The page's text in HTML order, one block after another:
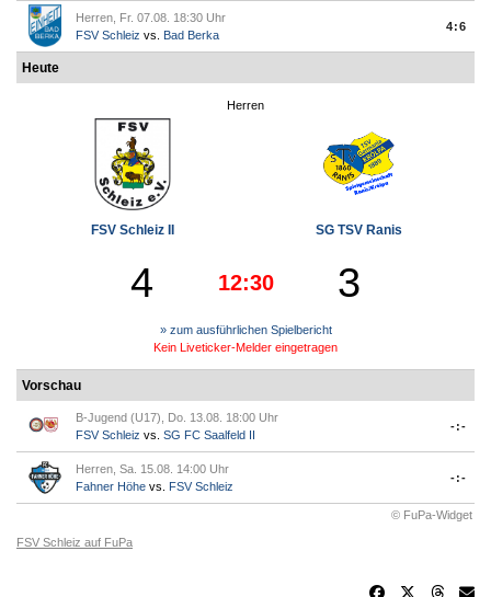
Herren, Fr. 07.08. 18:30 Uhr
FSV Schleiz vs. Bad Berka
4:6
Heute
Herren
FSV Schleiz II SG TSV Ranis
4 12:30 3
» zum ausführlichen Spielbericht
Kein Liveticker-Melder eingetragen
Vorschau
B-Jugend (U17), Do. 13.08. 18:00 Uhr
FSV Schleiz vs. SG FC Saalfeld II
-:-
Herren, Sa. 15.08. 14:00 Uhr
Fahner Höhe vs. FSV Schleiz
-:-
© FuPa-Widget
FSV Schleiz auf FuPa